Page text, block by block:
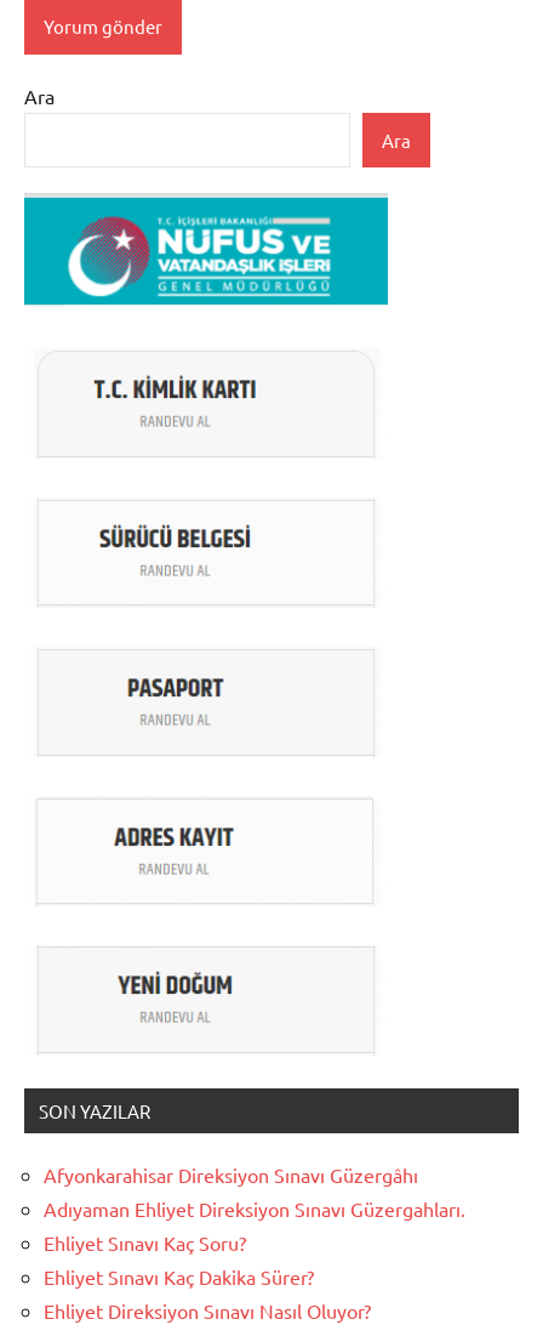
Ara
Ara
SON YAZILAR
Afyonkarahisar Direksiyon Sınavı Güzergâhı
Adıyaman Ehliyet Direksiyon Sınavı Güzergahları.
Ehliyet Sınavı Kaç Soru?
Ehliyet Sınavı Kaç Dakika Sürer?
Ehliyet Direksiyon Sınavı Nasıl Oluyor?